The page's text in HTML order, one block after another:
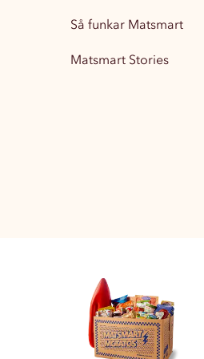
Så funkar Matsmart
Matsmart Stories